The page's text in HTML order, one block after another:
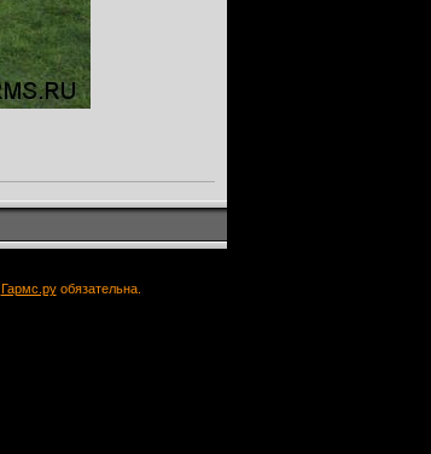
Гармс.руобязательна.